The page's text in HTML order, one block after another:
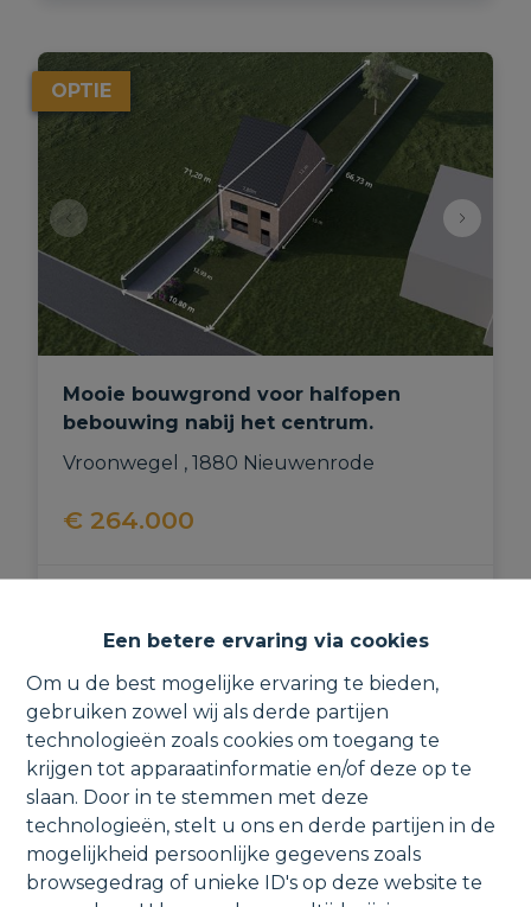
Een betere ervaring via cookies
Om u de best mogelijke ervaring te bieden,
gebruiken zowel wij als derde partijen
technologieën zoals cookies om toegang te
krijgen tot apparaatinformatie en/of deze op te
slaan. Door in te stemmen met deze
technologieën, stelt u ons en derde partijen in de
mogelijkheid persoonlijke gegevens zoals
browsegedrag of unieke ID's op deze website te
OPTIE
Mooie bouwgrond voor halfopen
bebouwing nabij het centrum.
Vroonwegel , 1880 Nieuwenrode
€ 264.000
OPTIE